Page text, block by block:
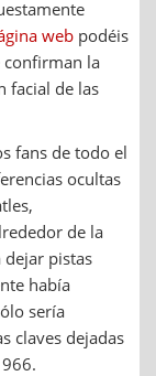
web podéis
confirman la
facial de las
fans de todo el
ocultas
de la
dejar pistas
había
sería
claves dejadas